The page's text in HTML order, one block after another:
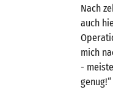
Nach
auch
mich
-
genug!“